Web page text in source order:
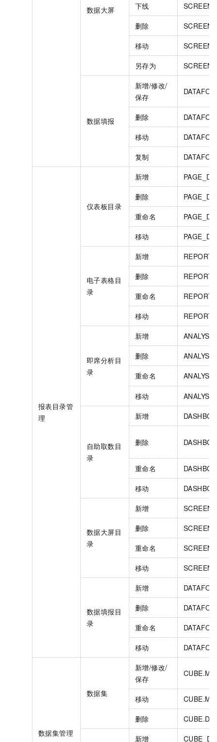
数据大屏 下线
删除
移动
另存为
数据填报
新增/修改/
保存
删除
移动
复制
报表目录管
理
仪表板目录
新增
删除
重命名
移动
电子表格目
录
新增
删除
重命名
移动
即席分析目
录
新增
删除
重命名
移动
自助取数目
录
新增
删除
重命名
移动
数据大屏目
录
新增
删除
重命名
移动
数据填报目
录
新增
删除
重命名
移动
数据集管理
数据集
新增/修改/
保存
移动
删除
新增